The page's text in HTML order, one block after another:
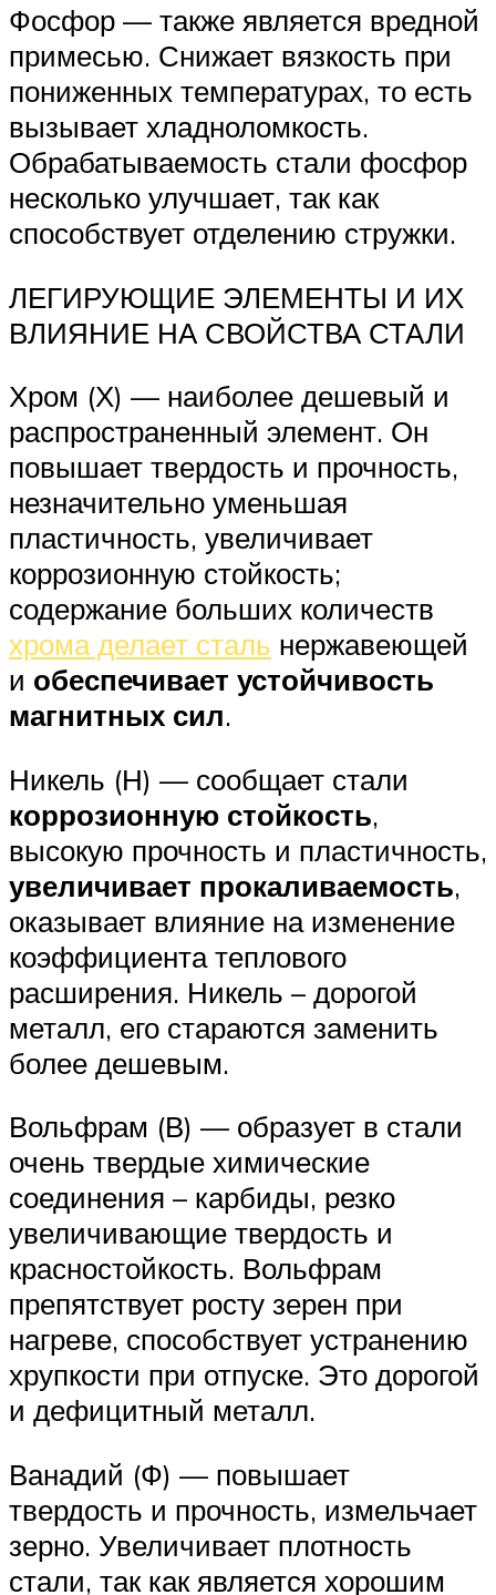
Фосфор — также является вредной
примесью. Снижает вязкость при
пониженных температурах, то есть
вызывает хладноломкость.
Обрабатываемость стали фосфор
несколько улучшает, так как
способствует отделению стружки.
ЛЕГИРУЮЩИЕ ЭЛЕМЕНТЫ И ИХ
ВЛИЯНИЕ НА СВОЙСТВА СТАЛИ
Хром (Х) — наиболее дешевый и
распространенный элемент. Он
повышает твердость и прочность,
незначительно уменьшая
пластичность, увеличивает
коррозионную стойкость;
содержание больших количеств
хрома делает сталь нержавеющей
и обеспечивает устойчивость
магнитных сил.
Никель (Н) — сообщает стали
коррозионную стойкость,
высокую прочность и пластичность,
увеличивает прокаливаемость,
оказывает влияние на изменение
коэффициента теплового
расширения. Никель – дорогой
металл, его стараются заменить
более дешевым.
Вольфрам (В) — образует в стали
очень твердые химические
соединения – карбиды, резко
увеличивающие твердость и
красностойкость. Вольфрам
препятствует росту зерен при
нагреве, способствует устранению
хрупкости при отпуске. Это дорогой
и дефицитный металл.
Ванадий (Ф) — повышает
твердость и прочность, измельчает
зерно. Увеличивает плотность
стали, так как является хорошим